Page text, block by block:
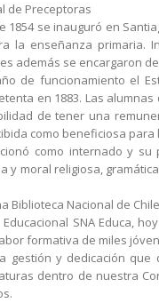
de Preceptoras
1854 se inauguró en
la enseñanza primaria.
además se encargaron
de funcionamiento el
en 1883. Las
de tener una
como beneficiosa para
como internado y
y moral religiosa,
Biblioteca Nacional de Chile
Educacional SNA Educa,
formativa de miles
gestión y dedicación
dentro de nuestra